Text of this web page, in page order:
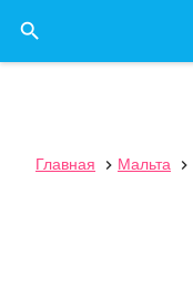

Главная  Мальта 